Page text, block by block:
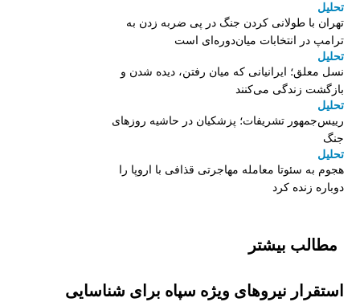
تحلیل
تهران با طولانی کردن جنگ در پی ضربه زدن به
ترامپ در انتخابات میان‌دوره‌ای است
تحلیل
نسل معلق؛ ایرانیانی که میان رفتن، دیده شدن و
بازگشت زندگی می‌کنند
تحلیل
رییس‌جمهور تشریفات؛ پزشکیان در حاشیه روزهای
جنگ
تحلیل
هجوم به سئوتا معامله مهاجرتی قذافی با اروپا را
دوباره زنده کرد
مطالب بیشتر
استقرار نیروهای ویژه سپاه برای شناسایی